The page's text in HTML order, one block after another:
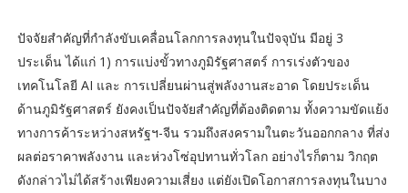
ปัจจัยสำคัญที่กำลังขับเคลื่อนโลกการลงทุนในปัจจุบัน มีอยู่ 3
ประเด็น ได้แก่ 1) การแบ่งขั้วทางภูมิรัฐศาสตร์ การเร่งตัวของ
เทคโนโลยี AI และ การเปลี่ยนผ่านสู่พลังงานสะอาด โดยประเด็น
ด้านภูมิรัฐศาสตร์ ยังคงเป็นปัจจัยสำคัญที่ต้องติดตาม ทั้งความขัดแย้ง
ทางการค้าระหว่างสหรัฐฯ-จีน รวมถึงสงครามในตะวันออกกลาง ที่ส่ง
ผลต่อราคาพลังงาน และห่วงโซ่อุปทานทั่วโลก อย่างไรก็ตาม วิกฤต
ดังกล่าวไม่ได้สร้างเพียงความเสี่ยง แต่ยังเปิดโอกาสการลงทุนในบาง